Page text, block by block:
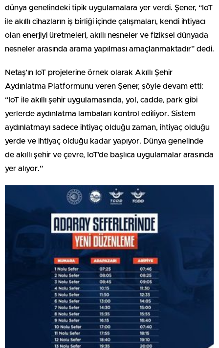
dünya genelindeki tipik uygulamalara yer verdi. Şener, “IoT
ile akıllı cihazların iş birliği içinde çalışmaları, kendi ihtiyacı
olan enerjiyi üretmeleri, akıllı nesneler ve fiziksel dünyada
nesneler arasında arama yapılması amaçlanmaktadır” dedi.
Netaş’ın IoT projelerine örnek olarak Akıllı Şehir
Aydınlatma Platformunu veren Şener, şöyle devam etti:
“IoT ile akıllı şehir uygulamasında, yol, cadde, park gibi
yerlerde aydınlatma lambaları kontrol ediliyor. Sistem
aydınlatmayı sadece ihtiyaç olduğu zaman, ihtiyaç olduğu
yerde ve ihtiyaç olduğu kadar yapıyor. Dünya genelinde
de akıllı şehir ve çevre, IoT’de başlıca uygulamalar arasında
yer alıyor.”